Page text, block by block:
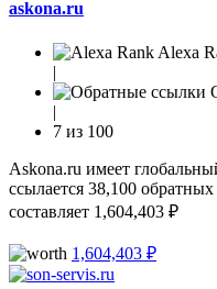
askona.ru
Alexa
|
|
7 из 100
Askona.ru имеет
ссылается 38,100
составляет 1,604,403 ₽
1,604,403 ₽